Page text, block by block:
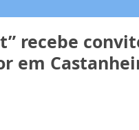
recebe
em